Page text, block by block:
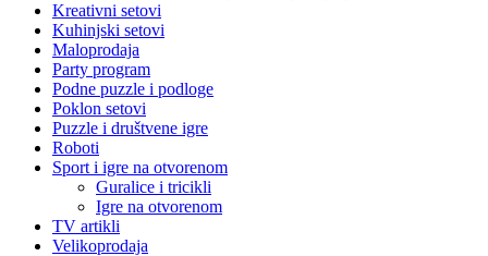
Kreativni setovi
Kuhinjski setovi
Maloprodaja
Party program
Podne puzzle i podloge
Poklon setovi
Puzzle i društvene igre
Roboti
Sport i igre na otvorenom
Guralice i tricikli
Igre na otvorenom
TV artikli
Velikoprodaja